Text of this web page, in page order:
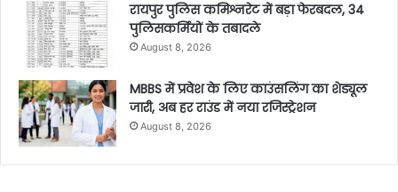
रायपुर पुलिस कमिश्नरेट में बड़ा फेरबदल, 34
पुलिसकर्मियों के तबादले
August 8, 2026
MBBS में प्रवेश के लिए काउंसलिंग का शेड्यूल
जारी, अब हर राउंड में नया रजिस्ट्रेशन
August 8, 2026